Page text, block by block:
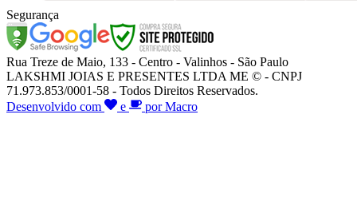
Segurança
Rua Treze de Maio, 133 - Centro - Valinhos - São Paulo
LAKSHMI JOIAS E PRESENTES LTDA ME © - CNPJ
71.973.853/0001-58 - Todos Direitos Reservados.
Desenvolvido com
e por Macro